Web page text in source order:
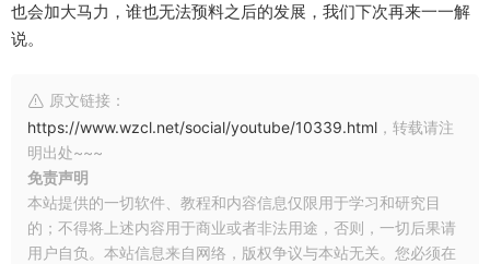
也会加大马力，谁也无法预料之后的发展，我们下次再来一一解
说。
原文链接：
https://www.wzcl.net/social/youtube/10339.html ，转载请注
明出处~~~
免责声明
本站提供的一切软件、教程和内容信息仅限用于学习和研究目
的；不得将上述内容用于商业或者非法用途，否则，一切后果请
用户自负。本站信息来自网络，版权争议与本站无关。您必须在